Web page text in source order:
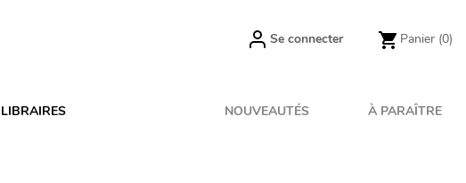
Se connecter Panier (0)
NOUVEAUTÉS À PARAÎTRE